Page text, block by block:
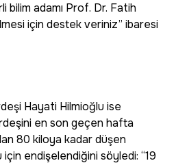
bilim adamı Prof. Dr. Fatih
için destek veriniz” ibaresi
Hayati Hilmioğlu ise
en son geçen hafta
80 kiloya kadar düşen
endişelendiğini söyledi: “19